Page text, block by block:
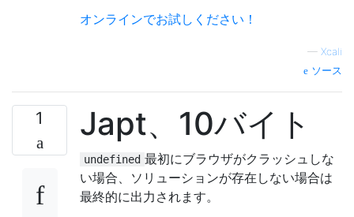
オンラインでお試しください！
— Xcali
ソース
1 Japt、10バイト
undefined 最初にブラウザがクラッシュしな
い場合、ソリューションが存在しない場合は
最終的に出力されます。